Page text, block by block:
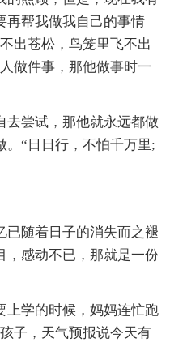
再帮我做我自己的事情
出苍松，鸟笼里飞不出
做件事，那他做事时一
去尝试，那他就永远都做
。“日日行，不怕千万里;
已随着日子的消失而之褪
，感动不已，那就是一份
上学的时候，妈妈连忙跑
子，天气预报说今天有